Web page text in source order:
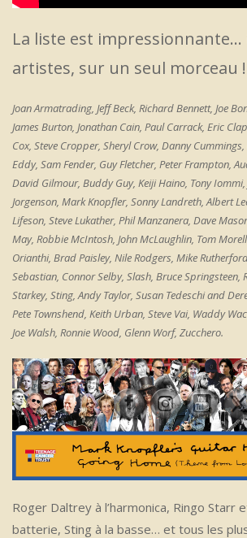
La liste est impressionnante…
artistes, sur un seul morceau !
Joan Armatrading, Jeff Beck, Richard Bennett, Joe
James Burton, Jonathan Cain, Paul Carrack, Eric
Cox, Steve Cropper, Sheryl Crow, Danny
Eddy, Sam Fender, Guy Fletcher, Peter Frampton,
David Gilmour, Buddy Guy, Keiji Haino, Tony Iommi,
Jorgenson, Mark Knopfler, Sonny Landreth, Albert
Lifeson, Steve Lukather, Phil Manzanera, Dave
May, Robbie McIntosh, John McLaughlin, Tom
Orianthi, Brad Paisley, Nile Rodgers, Mike
Sebastian, Connor Selby, Slash, Bruce Springsteen,
Starkey, Sting, Andy Taylor, Susan Tedeschi and
Pete Townshend, Keith Urban, Steve Vai, Waddy
Joe Walsh, Ronnie Wood, Glenn Worf, Zucchero.
Roger Daltrey à l’harmonica, Ringo Starr
batterie, Sting à la basse… et tous les